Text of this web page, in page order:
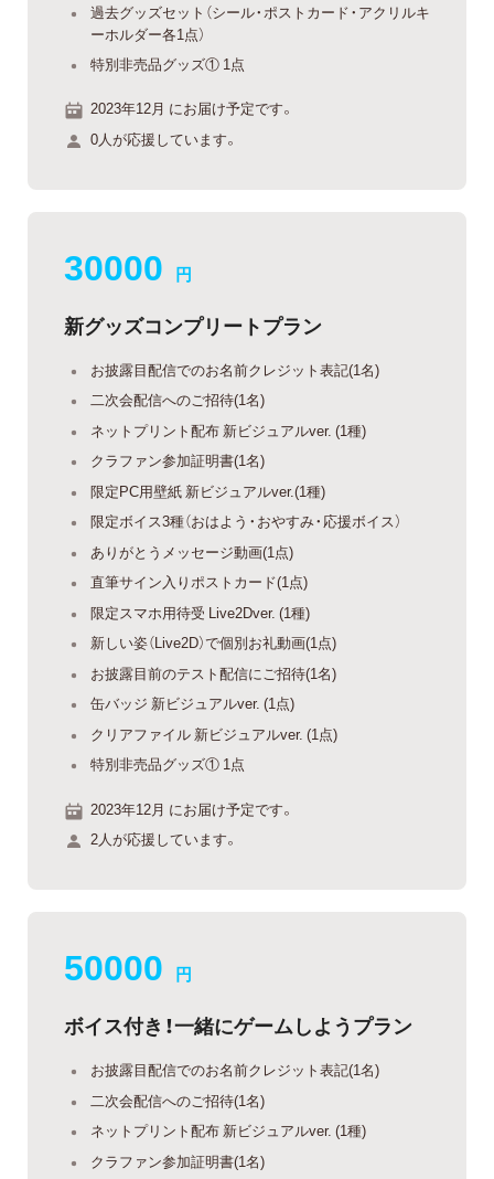
過去グッズセット（シール・ポストカード・アクリルキ
ーホルダー各1点）
特別非売品グッズ① 1点
2023年12月 にお届け予定です。
0人が応援しています。
30000 円
新グッズコンプリートプラン
お披露目配信でのお名前クレジット表記(1名)
二次会配信へのご招待(1名)
ネットプリント配布 新ビジュアルver. (1種)
クラファン参加証明書(1名)
限定PC用壁紙 新ビジュアルver.(1種)
限定ボイス3種（おはよう・おやすみ・応援ボイス）
ありがとうメッセージ動画(1点)
直筆サイン入りポストカード(1点)
限定スマホ用待受 Live2Dver. (1種)
新しい姿（Live2D）で個別お礼動画(1点)
お披露目前のテスト配信にご招待(1名)
缶バッジ 新ビジュアルver. (1点)
クリアファイル 新ビジュアルver. (1点)
特別非売品グッズ① 1点
2023年12月 にお届け予定です。
2人が応援しています。
50000 円
ボイス付き！一緒にゲームしようプラン
お披露目配信でのお名前クレジット表記(1名)
二次会配信へのご招待(1名)
ネットプリント配布 新ビジュアルver. (1種)
クラファン参加証明書(1名)